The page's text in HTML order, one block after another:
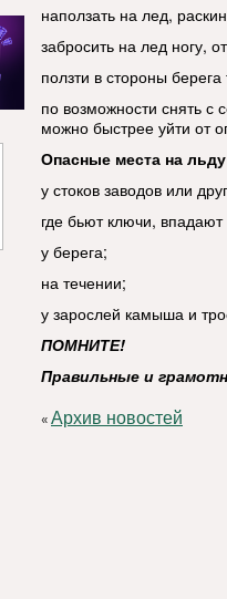
наползать на лед,
забросить на лед ногу,
ползти в стороны
по возможности снять с
можно быстрее уйти от
Опасные места на льду
у стоков заводов или
где бьют ключи, впадают
у берега;
на течении;
у зарослей камыша и
ПОМНИТЕ!
Правильные и
«Архив новостей